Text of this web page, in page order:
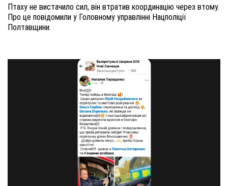
Птаху не вистачило сил, він втратив координацію через втому.
Про це повідомили у Головному управлінні Нацполіції
Полтавщини.